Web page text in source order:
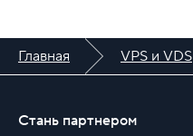
Главная VPS и VDS
Стань партнером